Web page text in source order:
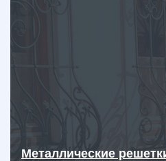
Металлические